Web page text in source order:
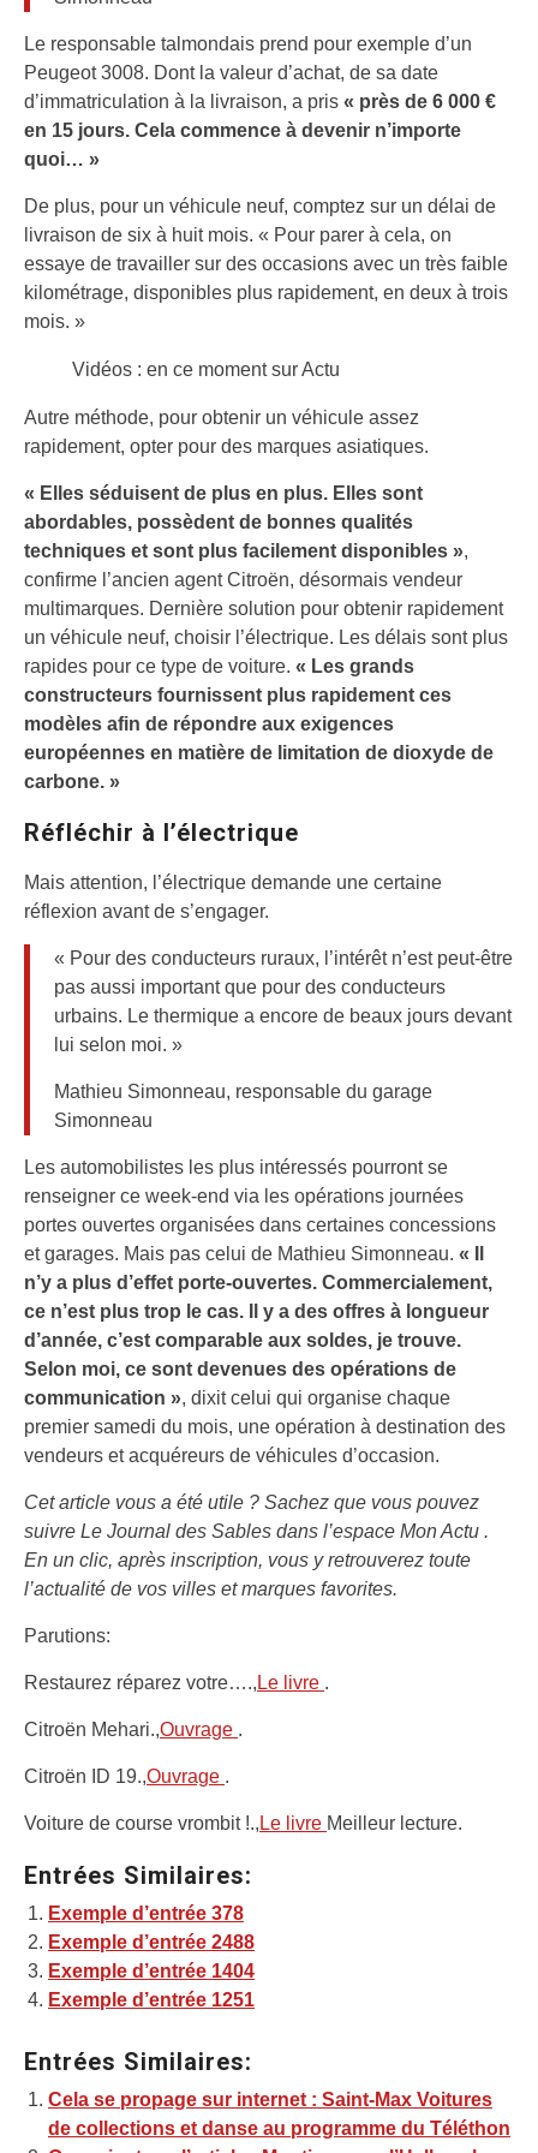
Le responsable talmondais prend pour exemple d’un
Peugeot 3008. Dont la valeur d’achat, de sa date
d’immatriculation à la livraison, a pris « près de 6 000 €
en 15 jours. Cela commence à devenir n’importe
quoi… »
De plus, pour un véhicule neuf, comptez sur un délai de
livraison de six à huit mois. « Pour parer à cela, on
essaye de travailler sur des occasions avec un très faible
kilométrage, disponibles plus rapidement, en deux à trois
mois. »
Vidéos : en ce moment sur Actu
Autre méthode, pour obtenir un véhicule assez
rapidement, opter pour des marques asiatiques.
« Elles séduisent de plus en plus. Elles sont
abordables, possèdent de bonnes qualités
techniques et sont plus facilement disponibles »,
confirme l’ancien agent Citroën, désormais vendeur
multimarques. Dernière solution pour obtenir rapidement
un véhicule neuf, choisir l’électrique. Les délais sont plus
rapides pour ce type de voiture. « Les grands
constructeurs fournissent plus rapidement ces
modèles afin de répondre aux exigences
européennes en matière de limitation de dioxyde de
carbone. »
Réfléchir à l’électrique
Mais attention, l’électrique demande une certaine
réflexion avant de s’engager.
« Pour des conducteurs ruraux, l’intérêt n’est peut-être
pas aussi important que pour des conducteurs
urbains. Le thermique a encore de beaux jours devant
lui selon moi. »
Mathieu Simonneau, responsable du garage
Simonneau
Les automobilistes les plus intéressés pourront se
renseigner ce week-end via les opérations journées
portes ouvertes organisées dans certaines concessions
et garages. Mais pas celui de Mathieu Simonneau. « Il
n’y a plus d’effet porte-ouvertes. Commercialement,
ce n’est plus trop le cas. Il y a des offres à longueur
d’année, c’est comparable aux soldes, je trouve.
Selon moi, ce sont devenues des opérations de
communication », dixit celui qui organise chaque
premier samedi du mois, une opération à destination des
vendeurs et acquéreurs de véhicules d’occasion.
Cet article vous a été utile ? Sachez que vous pouvez
suivre Le Journal des Sables dans l’espace Mon Actu .
En un clic, après inscription, vous y retrouverez toute
l’actualité de vos villes et marques favorites.
Parutions:
Restaurez réparez votre…., Le livre .
Citroën Mehari.,Ouvrage .
Citroën ID 19.,Ouvrage .
Voiture de course vrombit !., Le livre Meilleur lecture.
Entrées Similaires:
Exemple d’entrée 378
Exemple d’entrée 2488
Exemple d’entrée 1404
Exemple d’entrée 1251
Entrées Similaires:
Cela se propage sur internet : Saint-Max Voitures
de collections et danse au programme du Téléthon